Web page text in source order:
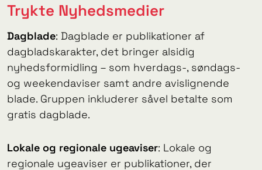
Trykte Nyhedsmedier
Dagblade: Dagblade er publikationer af
dagbladskarakter, det bringer alsidig
nyhedsformidling – som hverdags-, søndags-
og weekendaviser samt andre avislignende
blade. Gruppen inkluderer såvel betalte som
gratis dagblade.
Lokale og regionale ugeaviser: Lokale og
regionale ugeaviser er publikationer, der